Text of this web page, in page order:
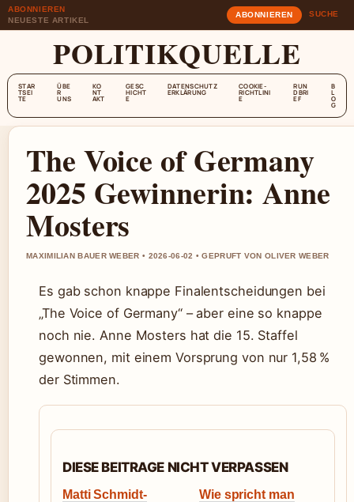
ABONNIEREN
NEUESTE ARTIKEL
ABONNIEREN SUCHE
POLITIKQUELLE
STAR
TSEI
TE
ÜBE
R
UNS
KO
NT
AKT
GESC
HICHT
E
DATENSCHUTZ
ERKLÄRUNG
COOKIE-
RICHTLINI
E
RUN
DBRI
EF
B
L
O
G
The Voice of Germany
2025 Gewinnerin: Anne
Mosters
MAXIMILIAN BAUER WEBER • 2026-06-02 • GEPRUFT VON OLIVER WEBER
Es gab schon knappe Finalentscheidungen bei
„The Voice of Germany“ – aber eine so knappe
noch nie. Anne Mosters hat die 15. Staffel
gewonnen, mit einem Vorsprung von nur 1,58 %
der Stimmen.
DIESE BEITRAGE NICHT VERPASSEN
Matti Schmidt-
Wie spricht man